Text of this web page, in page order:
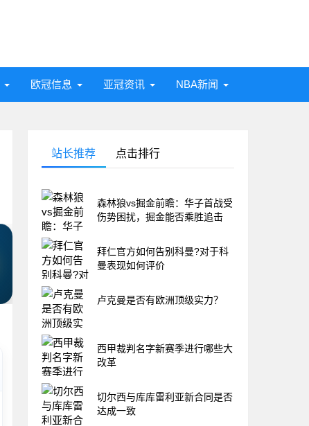
欧冠信息 亚冠资讯 NBA新闻
站长推荐 点击排行
森林狼vs掘金前瞻：华子首战受
伤势困扰，掘金能否乘胜追击
拜仁官方如何告别科曼?对于科
曼表现如何评价
卢克曼是否有欧洲顶级实力？
西甲裁判名字新赛季进行哪些大
改革
切尔西与库库雷利亚新合同是否
达成一致